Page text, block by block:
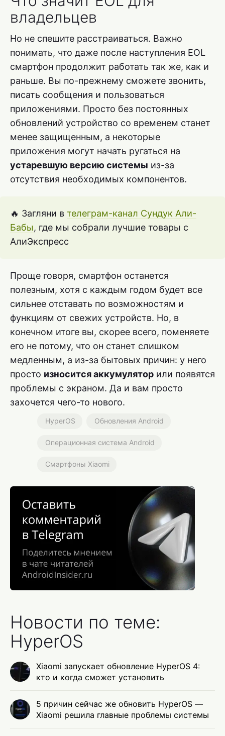
владельцев
Но не спешите расстраиваться. Важно
понимать, что даже после наступления EOL
смартфон продолжит работать так же, как и
раньше. Вы по-прежнему сможете звонить,
писать сообщения и пользоваться
приложениями. Просто без постоянных
обновлений устройство со временем станет
менее защищенным, а некоторые
приложения могут начать ругаться на
устаревшую версию системы из-за
отсутствия необходимых компонентов.
🔥 Загляни в телеграм-канал Сундук Али-
Бабы, где мы собрали лучшие товары с
АлиЭкспресс
Проще говоря, смартфон останется
полезным, хотя с каждым годом будет все
сильнее отставать по возможностям и
функциям от свежих устройств. Но, в
конечном итоге вы, скорее всего, поменяете
его не потому, что он станет слишком
медленным, а из-за бытовых причин: у него
просто износится аккумулятор или появятся
проблемы с экраном. Да и вам просто
захочется чего-то нового.
HyperOS Обновления Android
Операционная система Android
Смартфоны Xiaomi
Новости по теме:
HyperOS
Xiaomi запускает обновление HyperOS 4:
кто и когда сможет установить
5 причин сейчас же обновить HyperOS —
Xiaomi решила главные проблемы системы